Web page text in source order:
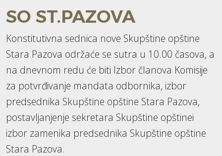
SO ST.PAZOVA
Konstitutivna sednica nove Skupštine opštine
Stara Pazova održaće se sutra u 10.00 časova, a
na dnevnom redu će biti Izbor članova Komisije
za potvrđivanje mandata odbornika, izbor
predsednika Skupštine opštine Stara Pazova,
postavljanjenje sekretara Skupštine opštinei
izbor zamenika predsednika Skupštine opštine
Stara Pazova.